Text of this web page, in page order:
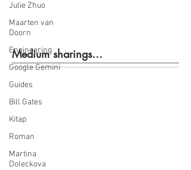
Julie Zhuo
Maarten van
Doorn
Engineering
Google Gemini
Guides
Bill Gates
Kitap
Roman
Martina
Doleckova
Medium sharings...